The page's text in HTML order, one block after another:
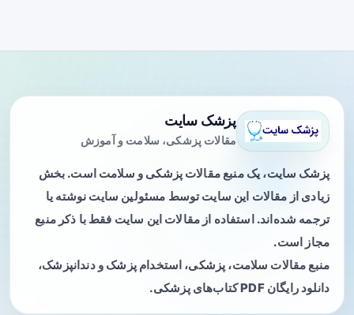
پزشک سایت
مقالات پزشکی، سلامت و آموزش
پزشک سایت، یک منبع مقالات پزشکی و سلامت است. بخش
زیادی از مقالات این سایت توسط مسئولین سایت نوشته یا
ترجمه شده‌اند. استفاده از مقالات این سایت فقط با ذکر منبع
مجاز است.
منبع مقالات سلامت، پزشکی، استخدام پزشک و دندانپزشک،
دانلود رایگان PDF کتاب‌های پزشکی.